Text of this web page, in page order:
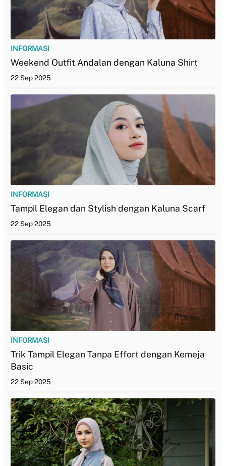
INFORMASI
Weekend Outfit Andalan dengan Kaluna Shirt
22 Sep 2025
INFORMASI
Tampil Elegan dan Stylish dengan Kaluna Scarf
22 Sep 2025
INFORMASI
Trik Tampil Elegan Tanpa Effort dengan Kemeja
Basic
22 Sep 2025